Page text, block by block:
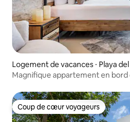
Logement de vacances ⋅ Playa
Magnifique appartement en bord
Coup de cœur voyageurs
Coup de cœur voyageurs